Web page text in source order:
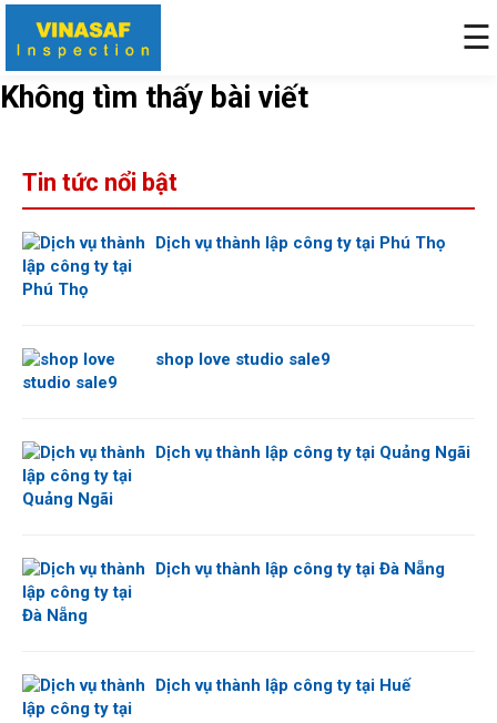
☰
Không tìm thấy bài viết
Tin tức nổi bật
Dịch vụ thành lập công ty tại Phú Thọ
shop love studio sale9
Dịch vụ thành lập công ty tại Quảng Ngãi
Dịch vụ thành lập công ty tại Đà Nẵng
Dịch vụ thành lập công ty tại Huế